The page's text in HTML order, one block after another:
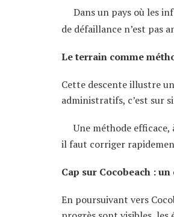
Dans un pays où les
de défaillance n’est pas
Le terrain comme
Cette descente illustre
administratifs, c’est sur
Une méthode efficace,
il faut corriger
Cap sur Cocobeach :
En poursuivant vers